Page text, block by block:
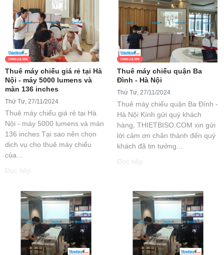
Thuê máy chiếu giá rẻ tại Hà
Nội - máy 5000 lumens và
màn 136 inches
Thứ Tư, 27/11/2024
Thuê máy chiếu giá rẻ tại Hà
Nội - máy 5000 lumens và màn
136 inches Tại sao nên chọn
dịch vụ cho thuê máy chiếu
của...
Đọc tiếp
Thuê máy chiếu quận Ba
Đình - Hà Nội
Thứ Tư, 27/11/2024
Thuê máy chiếu quận Ba Đình -
Hà Nội Kính gửi quý khách
hàng, THIETBISO.COM xin gửi
lời cảm ơn chân thành đến quý
khách đã tin tưởng...
Đọc tiếp